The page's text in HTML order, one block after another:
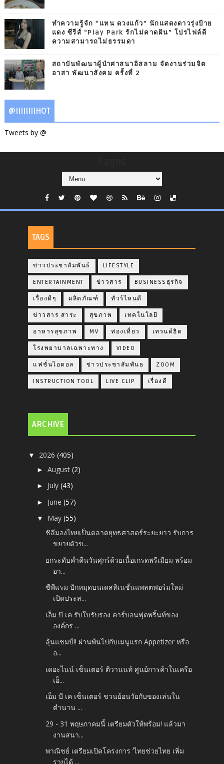
ทำความรู้จัก “แทน ดวงแก้ว” นักแสดงดาวรุ่งป้าย
แดง ซีรีส์ “Play Park รักไม่คาดฝัน” โปรไฟล์ดี
ความสามารถไม่ธรรมดา
สถาบันพัฒนาผู้นำศาสนาอิสลาม จัดงานร่วมจิต
อาสา พัฒนาสังคม ครั้งที่ 2
@IIIIIIIIHOT
Tweets by @
TAGS
ข่าวประชาสัมพันธ์ LIFESTYLE
ENTERTAINMENT ข่าวสาร BUSINESSธุรกิจ
เรื่องดีๆ ผลิตภัณฑ์ ทัวร์ไหนดี
ข่าวสาร สาระ สุขภาพ เทคโนโลยี
อาหารสุขภาพ MV ท่องเที่ยว เทรนด์ฮิต
โรงพยาบาลเฉพาะทาง VIDEO
แฟชั่นไอดอล ข่าวประชาสัมพันธ ZOOM
INSTRUCTION TOOL LIVE CLIP เรื่องดี
ARCHIVE
▼ 2026(405)
►August(2)
► July(43)
► June(57)
▼ May(55)
ชิลีมองไทยเป็นตลาดยุทธศาสตร์ระยะยาว รับการ
ขยายตัวข...
ยกระดับค่ำคืนวันศุกร์ด้วยเนื้อเกรดพรีเมียม พร้อม
อา...
ซีพีแรม ปักหมุดบนเดสทิเนชั่นแพลตฟอร์มใหม่
เปิดประส...
เอ็ม บี เค รับใบรับรอง คาร์บอนฟุตพริ้นท์ของ
องค์กร ...
ลุ้นแชมป์!! ผ่านพ้นไปกับเมนูแรก Appetizer หรือ
อ...
เดอะไนน์ เซ็นเตอร์ ติวานนท์ ศูนย์การค้าในเครือ
เอ็...
เอ็ม บี เค เซ็นเตอร์ ชวนย้อนวัยกับของเล่นใน
ตำนาน ...
29 - 31 พฤษภาคมนี้ เตรียมตัวให้พร้อม! แล้วมา
งานสนา...
พาณิชย์ เตรียมเปิดโครงการ ‘ไทยช่วยไทย เพิ่ม
รายได้ ...